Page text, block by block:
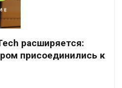
расширяется:
присоединились к